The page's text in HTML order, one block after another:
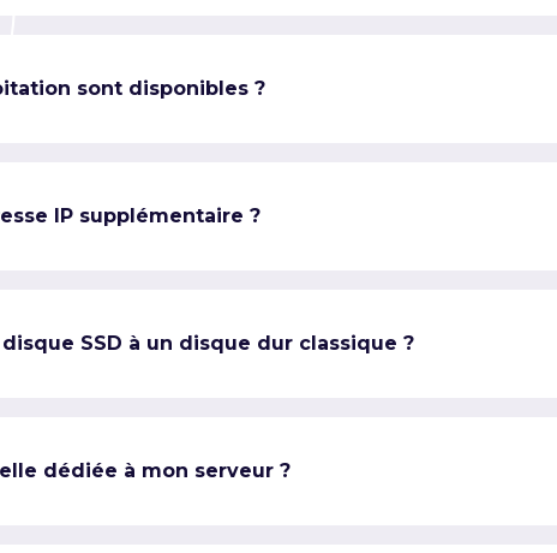
sont disponibles ?
IP supplémentaire ?
SSD à un disque dur classique ?
dédiée à mon serveur ?